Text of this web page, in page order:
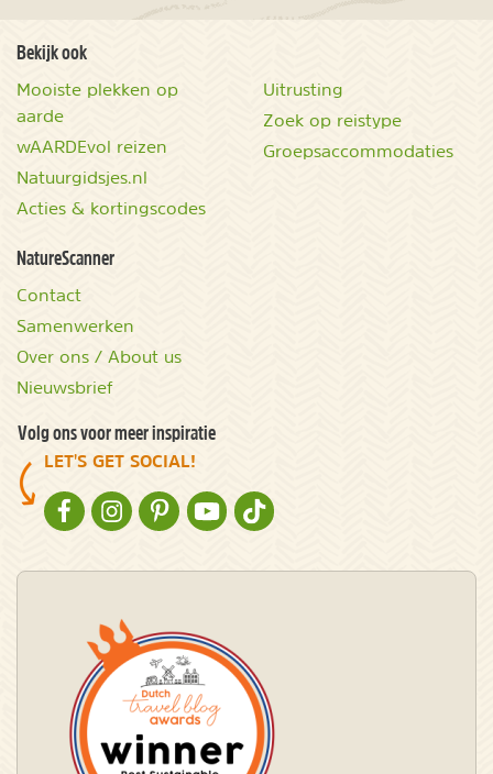
Bekijk ook
Mooiste plekken op
aarde
wAARDEvol reizen
Natuurgidsjes.nl
Acties & kortingscodes
Uitrusting
Zoek op reistype
Groepsaccommodaties
NatureScanner
Contact
Samenwerken
Over ons / About us
Nieuwsbrief
Volg ons voor meer inspiratie
LET'S GET SOCIAL!
NATURESCANNER OP FACEBOOK
NATURESCANNER OP INSTAGRAM
NATURESCANNER OP PINTEREST
NATURESCANNER OP YOUTUBE
NATURESCANNER OP TIKTOK